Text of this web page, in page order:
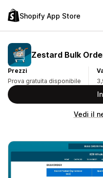
Shopify App Store
Zestard Bulk
Prezzi
Prova gratuita disponibile
Vedi il